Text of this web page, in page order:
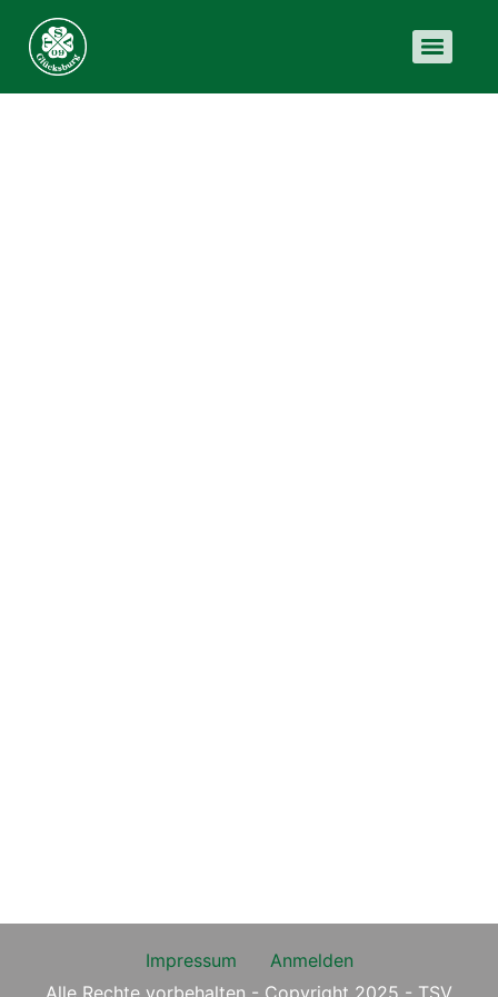
Impressum
Anmelden
Alle Rechte vorbehalten - Copyright 2025 - TSV